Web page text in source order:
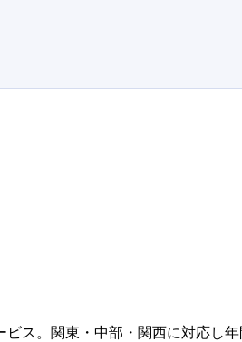
ス。関東・中部・関西に対応し